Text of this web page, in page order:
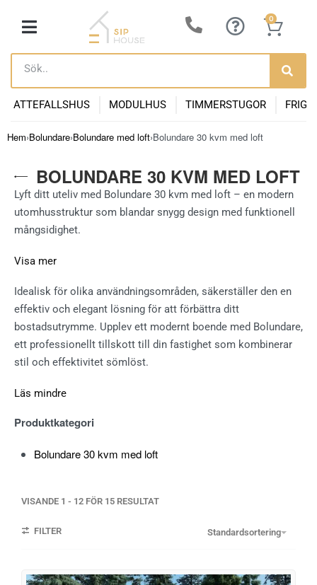
0
ATTEFALLSHUS MODULHUS TIMMERSTUGOR
Hem›Bolundare›Bolundare med loft›Bolundare 30 kvm med loft
BOLUNDARE 30 KVM MED LOFT
Lyft ditt uteliv med Bolundare 30 kvm med loft – en modern
utomhusstruktur som blandar snygg design med funktionell
mångsidighet.
Visa mer
Idealisk för olika användningsområden, säkerställer den en
effektiv och elegant lösning för att förbättra ditt
bostadsutrymme. Upplev ett modernt boende med Bolundare,
ett professionellt tillskott till din fastighet som kombinerar
stil och effektivitet sömlöst.
Läs mindre
Produktkategori
Bolundare 30 kvm med loft
VISANDE 1 - 12 FÖR 15 RESULTAT
Standardsortering
FILTER